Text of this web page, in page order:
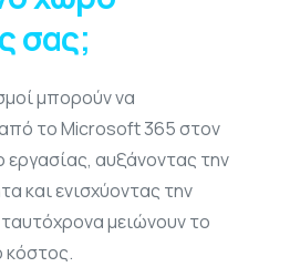
σας;
μπορούν να
το Microsoft 365 στον
αυξάνοντας την
και ενισχύοντας την
μειώνουν το